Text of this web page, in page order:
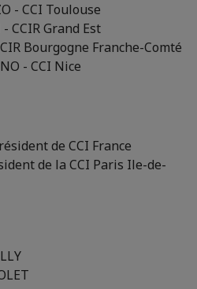
- CCI Toulouse
CCIR Grand Est
Bourgogne Franche-Comté
- CCI Nice
de CCI France
de la CCI Paris Ile-de-